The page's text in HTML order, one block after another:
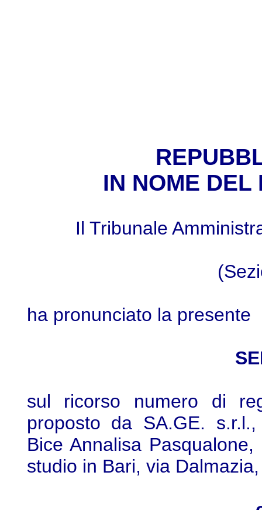
IN NOME DEL
Il Tribunale
ha pronunciato la presente
sul ricorso numero di
proposto da SA.GE.
Bice Annalisa
studio in Bari, via